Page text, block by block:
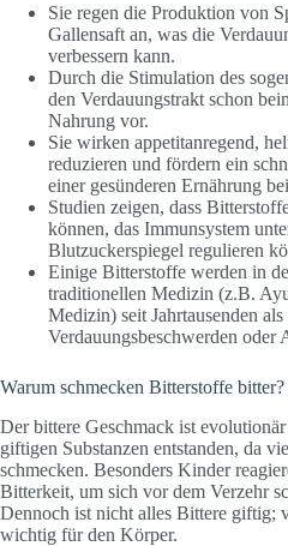
Sie regen die Produktion von
Gallensaft an, was die
verbessern kann.
Durch die Stimulation des
den Verdauungstrakt schon
Nahrung vor.
Sie wirken appetitanregend,
reduzieren und fördern ein
einer gesünderen Ernährung
Studien zeigen, dass
können, das Immunsystem
Blutzuckerspiegel regulieren
Einige Bitterstoffe werden in
traditionellen Medizin (z.B.
Medizin) seit Jahrtausenden
Verdauungsbeschwerden oder
Warum schmecken Bitterstoffe bitter?
Der bittere Geschmack ist
giftigen Substanzen entstanden, da
schmecken. Besonders Kinder
Bitterkeit, um sich vor dem Verzehr
Dennoch ist nicht alles Bittere giftig;
wichtig für den Körper.